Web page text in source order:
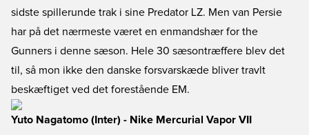
sidste spillerunde trak i sine Predator LZ. Men van Persie
har på det nærmeste været en enmandshær for the
Gunners i denne sæson. Hele 30 sæsontræffere blev det
til, så mon ikke den danske forsvarskæde bliver travlt
beskæftiget ved det forestående EM.
Yuto Nagatomo (Inter) - Nike Mercurial Vapor VII